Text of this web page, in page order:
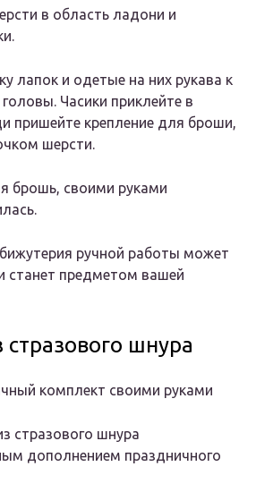
в область ладони и
лапок и одетые на них рукава к
Часики приклейте в
пришейте крепление для броши,
шерсти.
брошь, своими руками
ручной работы может
станет предметом вашей
шнура
комплект своими руками
стразового шнура
дополнением праздничного